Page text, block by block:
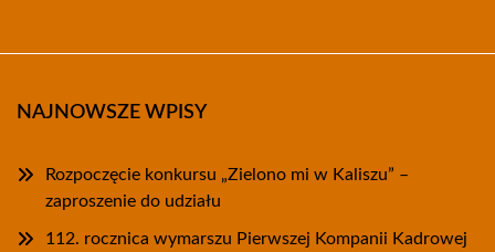
NAJNOWSZE WPISY
Rozpoczęcie konkursu „Zielono mi w Kaliszu” –
zaproszenie do udziału
112. rocznica wymarszu Pierwszej Kompanii Kadrowej